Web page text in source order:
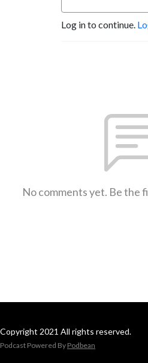
Log in to continue.
No comments yet. Be the
Copyright 2021 All rights reserved.
Podcast Powered By Podbean